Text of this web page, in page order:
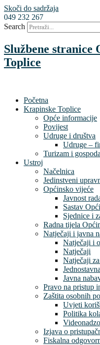
Skoči do sadržaja
049 232 267
Search
Službene stranice
Toplice
Početna
Krapinske Toplice
Opće informacije
Povijest
Udruge i društva
Udruge –
Turizam i
Ustroj
Načelnica
Jedinstveni
Općinsko vijeće
Javnost
Sastav
Sjednice i
Radna tijela
Natječaji i javna
Natječaji i
Natječaji
Natječaji
Javna
Pravo na pristup
Zaštita osobnih
Uvjeti
Politika
Izjava o
Fiskalna